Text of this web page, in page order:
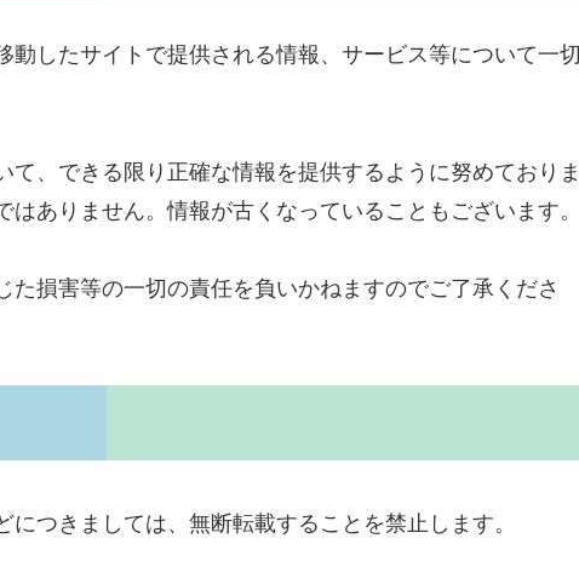
動したサイトで提供される情報、サービス等について一切
て、できる限り正確な情報を提供するように努めておりま
ありません。情報が古くなっていることもございます。
損害等の一切の責任を負いかねますのでご了承くださ
つきましては、無断転載することを禁止します。